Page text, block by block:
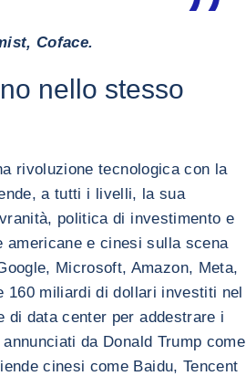
Coface.
nello stesso
rivoluzione tecnologica con la
a tutti i livelli, la sua
politica di investimento e
americane e cinesi sulla scena
Microsoft, Amazon, Meta,
160 miliardi di dollari investiti nel
di data center per addestrare i
da Donald Trump come
cinesi come Baidu, Tencent